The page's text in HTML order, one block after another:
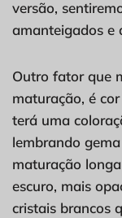
versão,
amanteigados e
Outro fator que
maturação, é
terá uma
lembrando
maturação
escuro, mais
cristais brancos